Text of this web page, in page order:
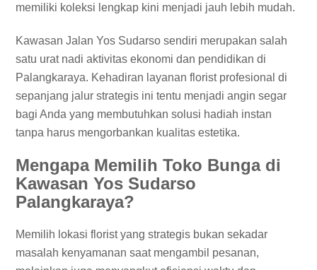
memiliki koleksi lengkap kini menjadi jauh lebih mudah.
Kawasan Jalan Yos Sudarso sendiri merupakan salah
satu urat nadi aktivitas ekonomi dan pendidikan di
Palangkaraya. Kehadiran layanan florist profesional di
sepanjang jalur strategis ini tentu menjadi angin segar
bagi Anda yang membutuhkan solusi hadiah instan
tanpa harus mengorbankan kualitas estetika.
Mengapa Memilih Toko Bunga di
Kawasan Yos Sudarso
Palangkaraya?
Memilih lokasi florist yang strategis bukan sekadar
masalah kenyamanan saat mengambil pesanan,